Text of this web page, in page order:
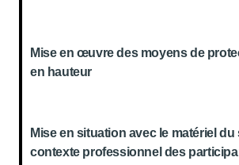
Mise en œuvre des moyens de
en hauteur
Mise en situation avec le matériel du
contexte professionnel des